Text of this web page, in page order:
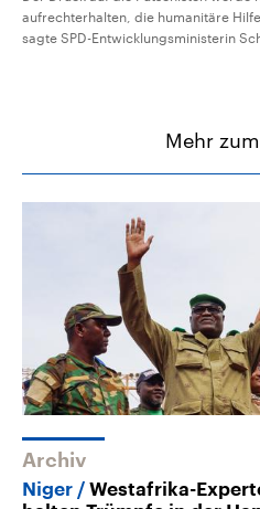
aufrechterhalten, die humanitäre
sagte SPD-Entwicklungsministerin
Mehr
Archiv
Niger
Westafrika-